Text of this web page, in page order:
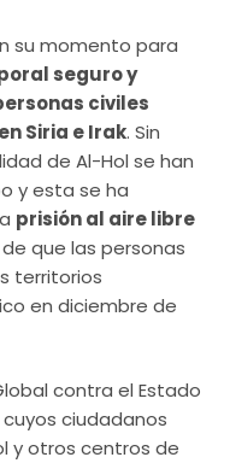
su momento para
seguro y
civiles
Siria e Irak. Sin
de Al-Hol se han
y esta se ha
prisión al aire libre
que las personas
territorios
en diciembre de
contra el Estado
ciudadanos
y otros centros de